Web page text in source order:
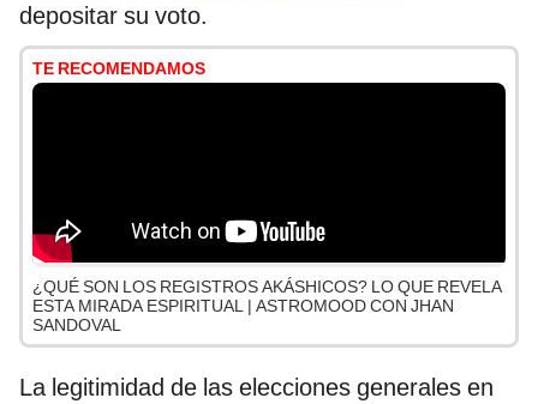
depositar su voto.
TE RECOMENDAMOS
¿QUÉ SON LOS REGISTROS AKÁSHICOS? LO QUE REVELA
ESTA MIRADA ESPIRITUAL | ASTROMOOD CON JHAN
SANDOVAL
La legitimidad de las elecciones generales en